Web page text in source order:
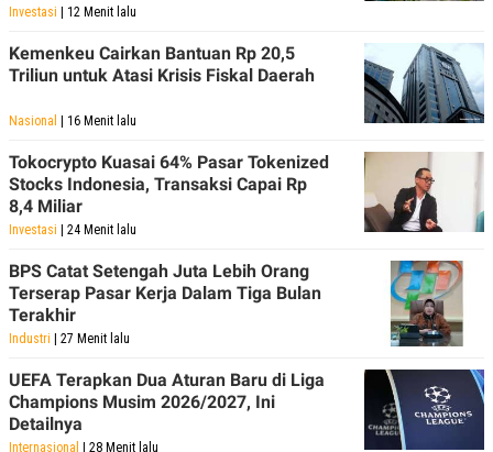
Investasi | 12 Menit lalu
Kemenkeu Cairkan Bantuan Rp 20,5
Triliun untuk Atasi Krisis Fiskal Daerah
Nasional | 16 Menit lalu
Tokocrypto Kuasai 64% Pasar Tokenized
Stocks Indonesia, Transaksi Capai Rp
8,4 Miliar
Investasi | 24 Menit lalu
BPS Catat Setengah Juta Lebih Orang
Terserap Pasar Kerja Dalam Tiga Bulan
Terakhir
Industri | 27 Menit lalu
UEFA Terapkan Dua Aturan Baru di Liga
Champions Musim 2026/2027, Ini
Detailnya
Internasional | 28 Menit lalu